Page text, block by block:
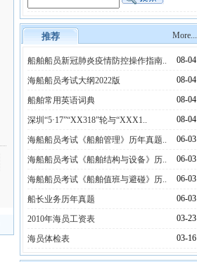
推荐 More...
08-04
船舶船员新冠肺炎疫情防控操作指南..
08-04
海船船员考试大纲2022版
08-04
船舶常用英语词典
08-04
深圳“5·17”“XX318”轮与“XXX1..
06-03
海船船员考试《船舶管理》历年真题..
06-03
海船船员考试《船舶结构与设备》历..
06-03
海船船员考试《船舶值班与避碰》历..
06-03
船长业务历年真题
03-23
2010年海员工资表
03-16
海员体检表